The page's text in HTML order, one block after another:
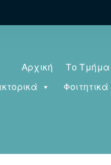
Αρχική Το Τμήμα
Φοιτητικά